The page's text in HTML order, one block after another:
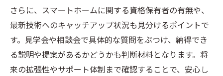
さらに、スマートホームに関する資格保有者の有無や、
最新技術へのキャッチアップ状況も見分けるポイントで
す。見学会や相談会で具体的な質問をぶつけ、納得でき
る説明や提案があるかどうかも判断材料となります。将
来の拡張性やサポート体制まで確認することで、安心し